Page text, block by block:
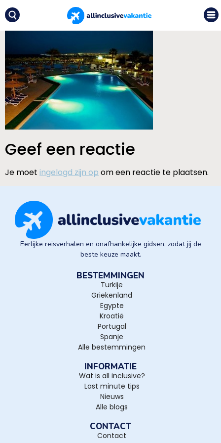
Geef een reactie
Je moet ingelogd zijn op om een reactie te plaatsen.
Eerlijke reisverhalen en onafhankelijke gidsen, zodat jij de
beste keuze maakt.
BESTEMMINGEN
Turkije
Griekenland
Egypte
Kroatië
Portugal
Spanje
Alle bestemmingen
INFORMATIE
Wat is all inclusive?
Last minute tips
Nieuws
Alle blogs
CONTACT
Contact